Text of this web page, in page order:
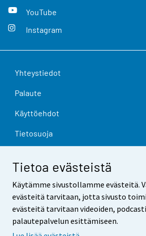
Tietoa evästeistä
Käytämme sivustollamme evästeitä.
evästeitä tarvitaan, jotta sivusto
evästeitä tarvitaan videoiden,
palautepalvelun esittämiseen.
YouTube
Instagram
Yhteystiedot
Palaute
Käyttöehdot
Tietosuoja
Tietoa sivustosta
Evästeasetukset